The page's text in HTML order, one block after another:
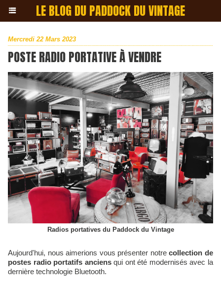
LE BLOG DU PADDOCK DU VINTAGE
Mercredi 22 Mars 2023
POSTE RADIO PORTATIVE À VENDRE
Radios portatives du Paddock du Vintage
Aujourd'hui, nous aimerions vous présenter notrecollection de
postes radio portatifs anciensqui ont été modernisés avec la
dernière technologie Bluetooth.